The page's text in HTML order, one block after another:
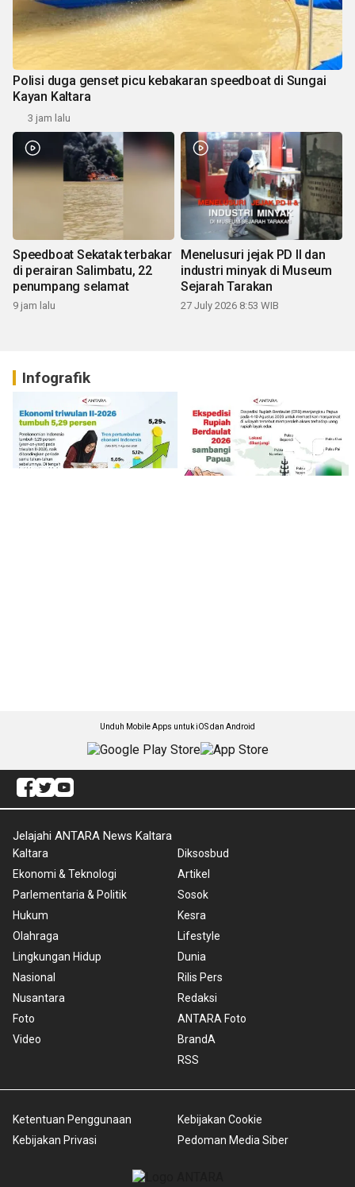
Polisi duga genset picu kebakaran speedboat di Sungai
Kayan Kaltara
3 jam lalu
Speedboat Sekatak terbakar
di perairan Salimbatu, 22
penumpang selamat
9 jam lalu
Menelusuri jejak PD II dan
industri minyak di Museum
Sejarah Tarakan
27 July 2026 8:53 WIB
Infografik
Unduh Mobile Apps untuk iOS dan Android
Jelajahi ANTARA News Kaltara
Kaltara
Ekonomi & Teknologi
Parlementaria & Politik
Hukum
Olahraga
Lingkungan Hidup
Nasional
Nusantara
Foto
Video
Diksosbud
Artikel
Sosok
Kesra
Lifestyle
Dunia
Rilis Pers
Redaksi
ANTARA Foto
BrandA
RSS
Ketentuan Penggunaan
Kebijakan Privasi
Kebijakan Cookie
Pedoman Media Siber